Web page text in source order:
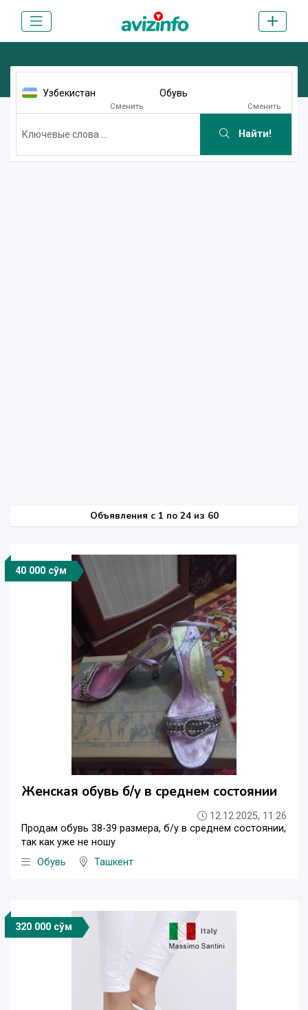
Узбекистан
Сменить
Обувь
Сменить
Найти!
Объявления c 1 по 24 из 60
40 000 сўм
Женская обувь б/у в среднем состоянии
12.12.2025, 11:26
Продам обувь 38-39 размера, б/у в среднем состоянии,
так как уже не ношу
Обувь
Ташкент
320 000 сўм